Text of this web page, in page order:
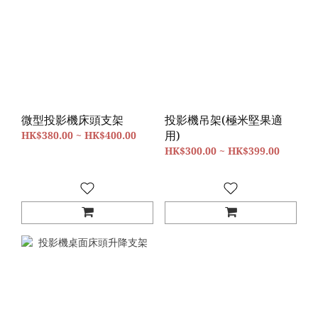
微型投影機床頭支架
HK$380.00 ~ HK$400.00
投影機吊架(極米堅果適
用)
HK$300.00 ~ HK$399.00